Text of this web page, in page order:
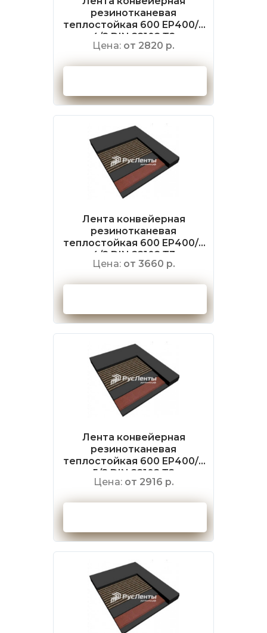
резинотканевая
теплостойкая 600 EP400/3
4/2 DIN 22102 Т2
Цена: от 2820 р.
Лента конвейерная
резинотканевая
теплостойкая 600 EP400/3
4/2 DIN 22102 Т3
Цена: от 3660 р.
Лента конвейерная
резинотканевая
теплостойкая 600 EP400/3
5/2 DIN 22102 Т2
Цена: от 2916 р.